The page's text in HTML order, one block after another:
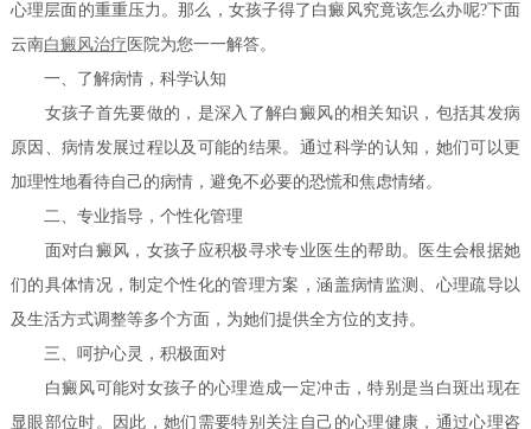
心理层面的重重压力。那么，女孩子得了白癜风究竟该怎么办呢?下面
云南白癜风治疗 医院为您一一解答。
一、了解病情，科学认知
女孩子首先要做的，是深入了解白癜风的相关知识，包括其发病
原因、病情发展过程以及可能的结果。通过科学的认知，她们可以更
加理性地看待自己的病情，避免不必要的恐慌和焦虑情绪。
二、专业指导，个性化管理
面对白癜风，女孩子应积极寻求专业医生的帮助。医生会根据她
们的具体情况，制定个性化的管理方案，涵盖病情监测、心理疏导以
及生活方式调整等多个方面，为她们提供全方位的支持。
三、呵护心灵，积极面对
白癜风可能对女孩子的心理造成一定冲击，特别是当白斑出现在
显眼部位时。因此，她们需要特别关注自己的心理健康，通过心理咨